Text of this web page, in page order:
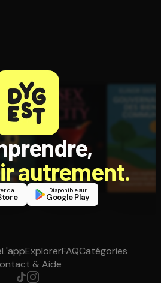
autrement.
Télécharger dans Disponible sur
Google Play
L'appExplorerFAQCatégories
& Aide